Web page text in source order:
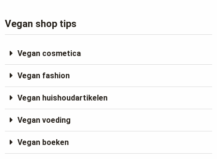
Vegan shop tips
Vegan cosmetica
Vegan fashion
Vegan huishoudartikelen
Vegan voeding
Vegan boeken